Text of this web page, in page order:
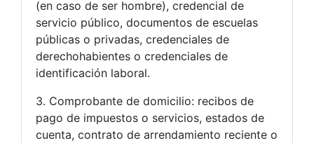
(en caso de ser hombre), credencial de
servicio público, documentos de escuelas
públicas o privadas, credenciales de
derechohabientes o credenciales de
identificación laboral.
3. Comprobante de domicilio: recibos de
pago de impuestos o servicios, estados de
cuenta, contrato de arrendamiento reciente o